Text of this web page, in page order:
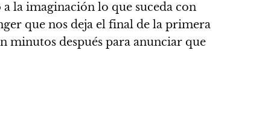
la imaginación lo que suceda con
que nos deja el final de la primera
minutos después para anunciar que